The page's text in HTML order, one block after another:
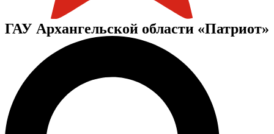
ГАУ Архангельской области «Патриот»